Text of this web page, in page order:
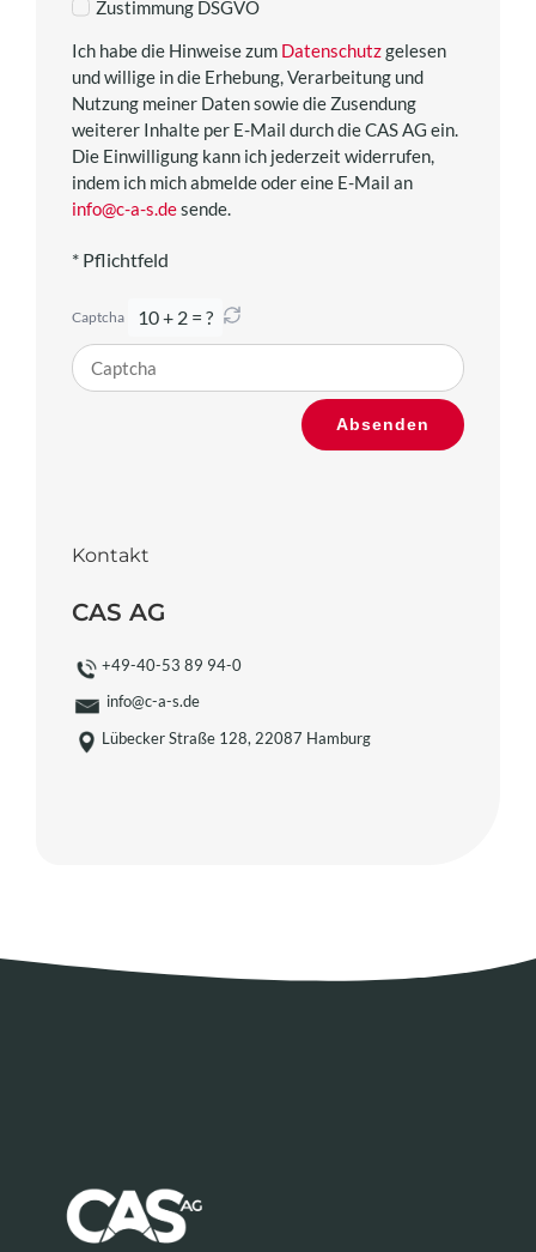
Zustimmung DSGVO
Ich habe die Hinweise zum Datenschutzgelesen
und willige in die Erhebung, Verarbeitung und
Nutzung meiner Daten sowie die Zusendung
weiterer Inhalte per E-Mail durch die CAS AG ein.
Die Einwilligung kann ich jederzeit widerrufen,
indem ich mich abmelde oder eine E-Mail an
info@c-a-s.desende.
* Pflichtfeld
Captcha 10 + 2 = ?
angezeigten
ein,
zu
bestätigen,
dass
du
Absenden
Kontakt
CAS AG
+49-40-53 89 94-0
info@c-a-s.de
Lübecker Straße 128, 22087 Hamburg